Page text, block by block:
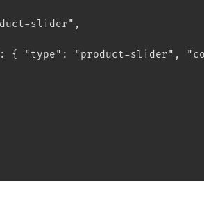
slider",
"product-slider",